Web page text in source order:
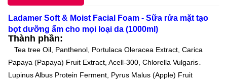
Ladamer Soft & Moist Facial Foam - Sữa rửa mặt tạo
bọt dưỡng ẩm cho mọi loại da (1000ml)
Thành phần:
Tea tree Oil, Panthenol, Portulaca Oleracea Extract, Carica
Papaya (Papaya) Fruit Extract, Acell-300, Chlorella Vulgaris․
Lupinus Albus Protein Ferment, Pyrus Malus (Apple) Fruit